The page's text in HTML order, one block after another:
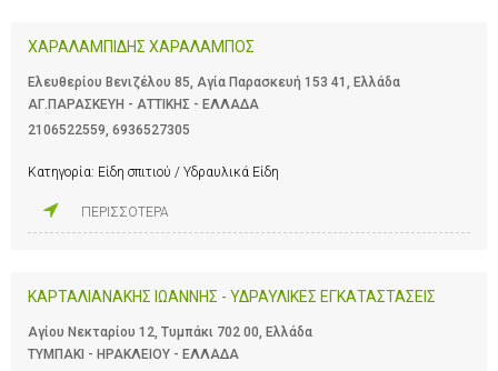
ΧΑΡΑΛΑΜΠΙΔΗΣ ΧΑΡΑΛΑΜΠΟΣ
Ελευθερίου Βενιζέλου 85, Αγία Παρασκευή 153 41, Ελλάδα
ΑΓ.ΠΑΡΑΣΚΕΥΗ - ΑΤΤΙΚΗΣ - ΕΛΛΑΔΑ
2106522559, 6936527305
Κατηγορία: Είδη σπιτιού / Υδραυλικά Είδη
ΠΕΡΙΣΣΟΤΕΡΑ
ΚΑΡΤΑΛΙΑΝΑΚΗΣ ΙΩΑΝΝΗΣ - ΥΔΡΑΥΛΙΚΕΣ ΕΓΚΑΤΑΣΤΑΣΕΙΣ
Αγίου Νεκταρίου 12, Τυμπάκι 702 00, Ελλάδα
ΤΥΜΠΑΚΙ - ΗΡΑΚΛΕΙΟΥ - ΕΛΛΑΔΑ